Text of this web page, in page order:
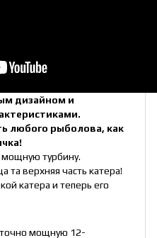
дизайном и
любого рыболова, как
турбину.
та верхняя часть катера!
катера и теперь его
мощную 12-